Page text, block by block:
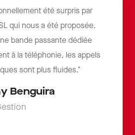
été surpris par
qui nous a été proposée.
bande passante dédiée
à la téléphonie, les appels
sont plus fluides."
Benguira